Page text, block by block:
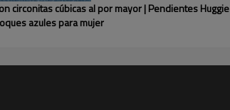
circonitas cúbicas al por mayor | Pendientes Huggie
azules para mujer